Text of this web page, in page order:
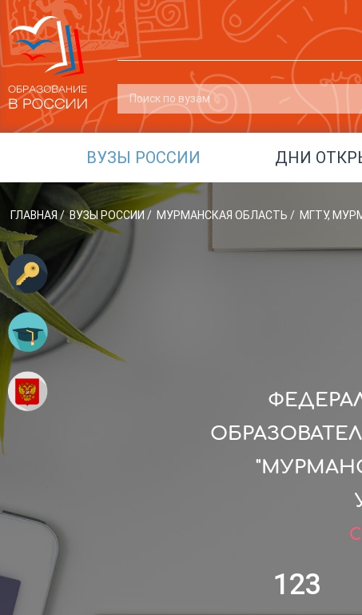
ВУЗЫ РОССИИ ДНИ
ГЛАВНАЯ/ ВУЗЫ РОССИИ / МУРМАНСКАЯ ОБЛАСТЬ / МГТУ,
123